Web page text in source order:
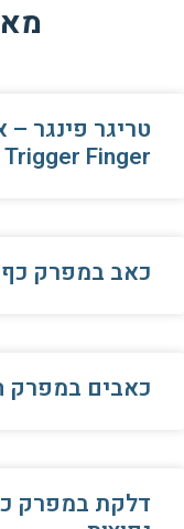
טריגר פינגר
Trigger Finger
כאב במפרק כף
כאבים במפרק
דלקת במפרק